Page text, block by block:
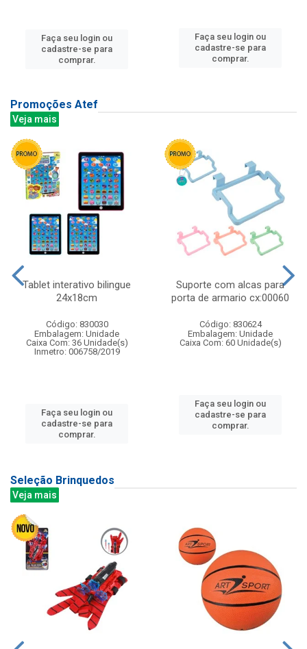
Faça seu login ou
cadastre-se para
comprar.
Faça seu login ou
cadastre-se para
comprar.
Promoções Atef
Veja mais
Tablet interativo bilingue
24x18cm
Código: 830030
Embalagem: Unidade
Caixa Com: 36 Unidade(s)
Inmetro: 006758/2019
Faça seu login ou
cadastre-se para
comprar.
Suporte com alcas para
porta de armario cx:00060
Código: 830624
Embalagem: Unidade
Caixa Com: 60 Unidade(s)
Faça seu login ou
cadastre-se para
comprar.
Seleção Brinquedos
Veja mais